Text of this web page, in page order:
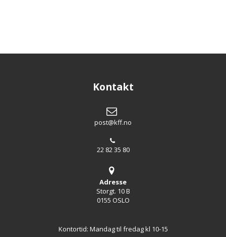
Kontakt
post@kff.no
22 82 35 80
Adresse
Storgt. 10 B
0155 OSLO
Kontortid: Mandag til fredag kl 10-15